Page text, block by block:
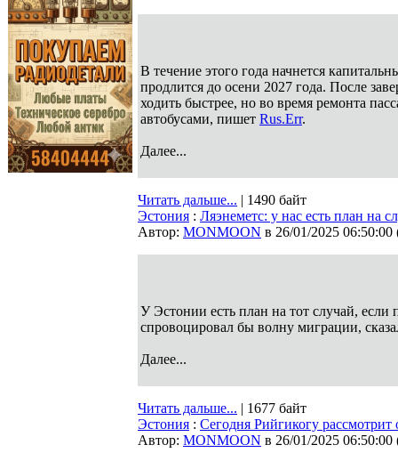
В течение этого года начнется
продлится до осени 2027 года. После
ходить быстрее, но во время ремонта
автобусами, пишет Rus.Err.
Далее...
Читать дальше... | 1490 байт
Эстония : Ляэнеметс: у нас есть план на
Автор: MONMOON в 26/01/2025 06:50:00
У Эстонии есть план на тот случай, если
спровоцировал бы волну миграции,
Далее...
Читать дальше... | 1677 байт
Эстония : Сегодня Рийгикогу рассмотрит
Автор: MONMOON в 26/01/2025 06:50:00